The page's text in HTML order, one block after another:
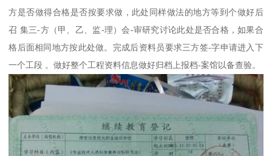
方是否做得合格是否按要求做，此处同样做法的地方等到个做好后
召 集三-方（甲、乙、监-理）会-审研究讨论此处是否合格，如果合
格后面相同地方按此处做。完成后资料员要求三方签-字申请进入下
一个工段 。做好整个工程资料信息做好归档上报档-案馆以备查验。